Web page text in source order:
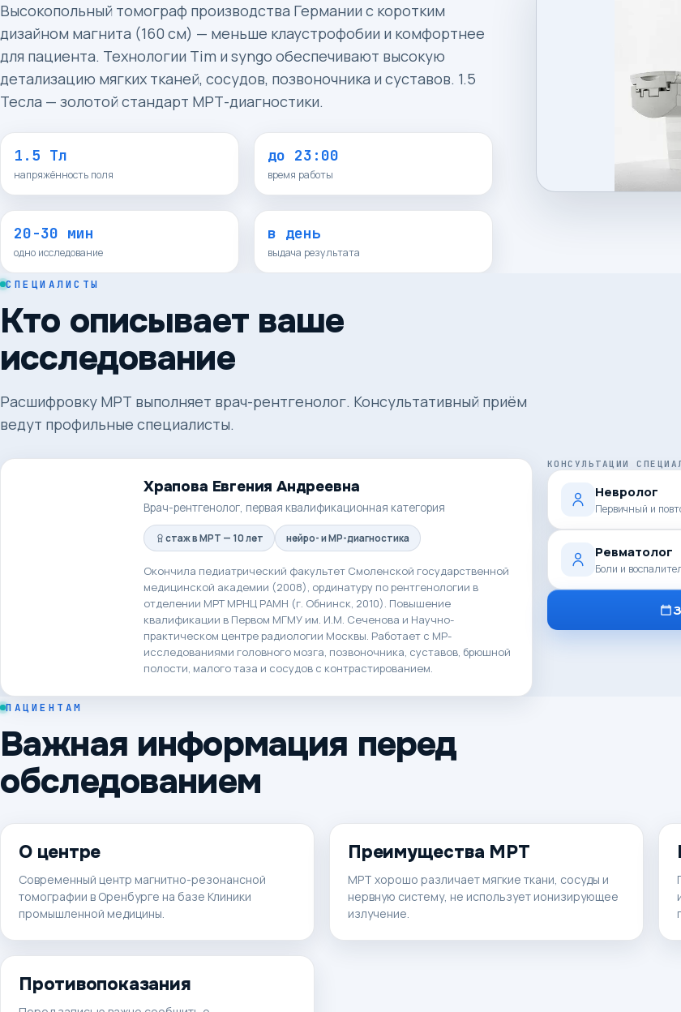
Высокопольный томограф производства Германии с коротким
дизайном магнита (160 см) — меньше клаустрофобии и комфортнее
для пациента. Технологии Tim и syngo обеспечивают высокую
детализацию мягких тканей, сосудов, позвоночника и суставов. 1.5
Тесла — золотой стандарт МРТ-диагностики.
1.5 Тл
напряжённость поля
до 23:00
время работы
20-30 мин
одно исследование
в день
выдача результата
СПЕЦИАЛИСТЫ
Кто описывает ваше
исследование
Расшифровку МРТ выполняет врач-рентгенолог. Консультативный приём
ведут профильные специалисты.
Храпова Евгения Андреевна
Врач-рентгенолог, первая квалификационная категория
стаж в МРТ — 10 лет нейро- и МР-диагностика
Окончила педиатрический факультет Смоленской государственной
медицинской академии (2008), ординатуру по рентгенологии в
отделении МРТ МРНЦ РАМН (г. Обнинск, 2010). Повышение
квалификации в Первом МГМУ им. И.М. Сеченова и Научно-
практическом центре радиологии Москвы. Работает с МР-
исследованиями головного мозга, позвоночника, суставов, брюшной
полости, малого таза и сосудов с контрастированием.
КОНСУЛЬТАЦИИ
Невролог
Первичный и
Ревматолог
Боли и
ПАЦИЕНТАМ
Важная информация перед
обследованием
О центре
Современный центр магнитно-резонансной
томографии в Оренбурге на базе Клиники
промышленной медицины.
Преимущества МРТ
МРТ хорошо различает мягкие ткани, сосуды и
нервную систему, не использует ионизирующее
излучение.
Противопоказания